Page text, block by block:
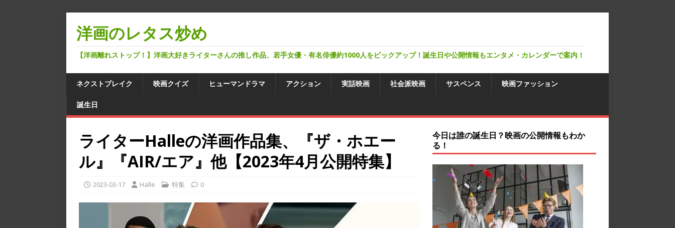
洋画のレタス炒め
【洋画離れストップ！】洋画大好きライターさんの推し作品、若手女優・有名俳優約1000人をピックアップ！誕生日や公開情報もエンタメ・カレンダーで案内！
ネクストブレイク 映画クイズ ヒューマンドラマ アクション 実話映画 社会派映画 サスペンス 映画ファッション
誕生日
ライターHalleの洋画作品集、『ザ・ホエー
ル』『AIR/エア』他【2023年4月公開特集】
2023-03-17 Halle 特集 0
今日は誰の誕生日？映画の公開情報もわか
る！